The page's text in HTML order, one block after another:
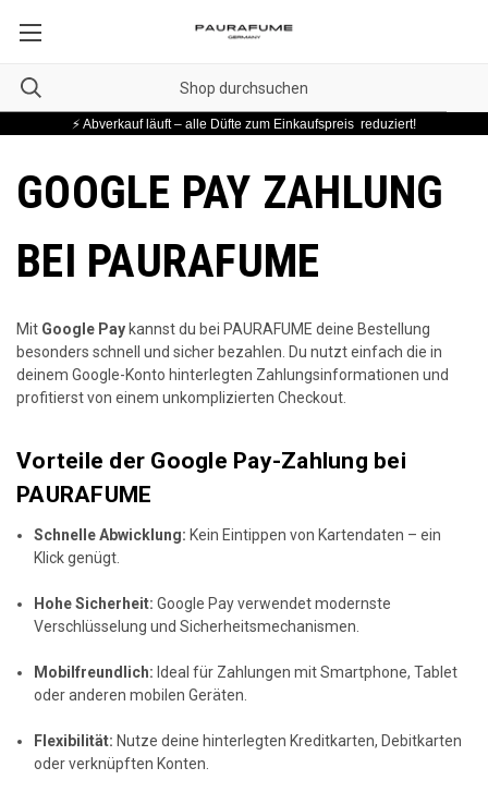
⚡ Abverkauf läuft – alle Düfte zum Einkaufspreis reduziert!
GOOGLE PAY ZAHLUNG
BEI PAURAFUME
Mit Google Pay kannst du bei PAURAFUME deine Bestellung
besonders schnell und sicher bezahlen. Du nutzt einfach die in
deinem Google-Konto hinterlegten Zahlungsinformationen und
profitierst von einem unkomplizierten Checkout.
Vorteile der Google Pay-Zahlung bei
PAURAFUME
Schnelle Abwicklung: Kein Eintippen von Kartendaten – ein
Klick genügt.
Hohe Sicherheit: Google Pay verwendet modernste
Verschlüsselung und Sicherheitsmechanismen.
Mobilfreundlich: Ideal für Zahlungen mit Smartphone, Tablet
oder anderen mobilen Geräten.
Flexibilität: Nutze deine hinterlegten Kreditkarten, Debitkarten
oder verknüpften Konten.